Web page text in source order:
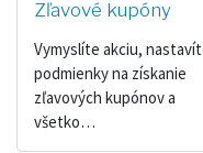
Zľavové kupóny
Vymyslíte akciu,
podmienky na získanie
zľavových kupónov a
všetko…